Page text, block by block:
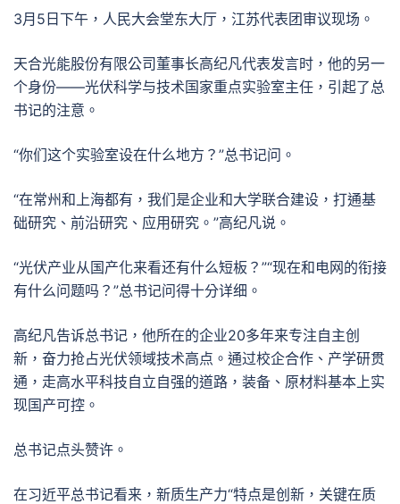
3月5日下午，人民大会堂东大厅，江苏代表团审议现场。
天合光能股份有限公司董事长高纪凡代表发言时，他的另一
个身份——光伏科学与技术国家重点实验室主任，引起了总
书记的注意。
“你们这个实验室设在什么地方？”总书记问。
“在常州和上海都有，我们是企业和大学联合建设，打通基
础研究、前沿研究、应用研究。”高纪凡说。
“光伏产业从国产化来看还有什么短板？”“现在和电网的衔接
有什么问题吗？”总书记问得十分详细。
高纪凡告诉总书记，他所在的企业20多年来专注自主创
新，奋力抢占光伏领域技术高点。通过校企合作、产学研贯
通，走高水平科技自立自强的道路，装备、原材料基本上实
现国产可控。
总书记点头赞许。
在习近平总书记看来，新质生产力“特点是创新，关键在质